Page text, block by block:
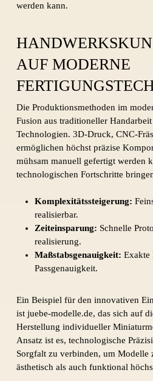
werden kann.
AUF MODERNE
Die Produktionsmethoden im
Fusion aus traditioneller
Technologien. 3D-Druck, CNC-
ermöglichen höchst präzise
mühsam manuell gefertigt werden
technologischen Fortschritte
Komplexitätssteigerung:
realisierbar.
Zeiteinsparung: Schnelle
realisierung.
Maßstabsgenauigkeit: Exakte
Passgenauigkeit.
Ein Beispiel für den innovativen
ist juebe-modelle.de, das sich auf
Herstellung individueller
Ansatz ist es, technologische
Sorgfalt zu verbinden, um Modelle
ästhetisch als auch funktional